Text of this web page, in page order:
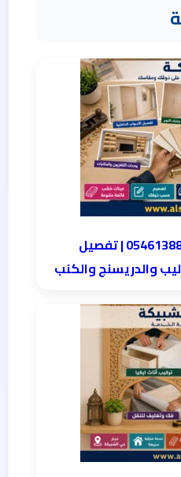
تفصيل أبواب بمكة 0546138860 | تفصيل
والدريسنج والكنب